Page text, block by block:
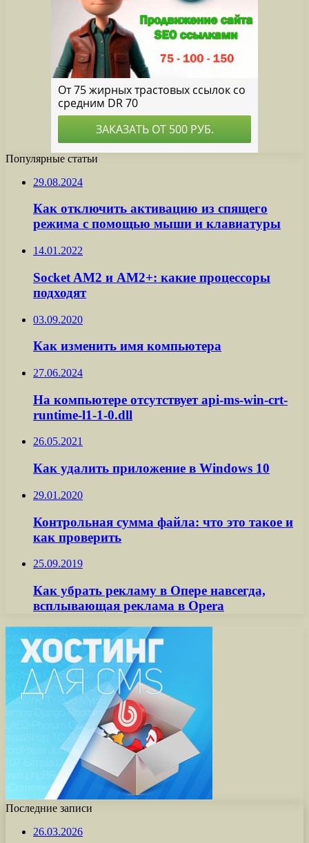
Популярные статьи
29.08.2024
Как отключить активацию из спящего
режима с помощью мыши и клавиатуры
14.01.2022
Socket AM2 и AM2+: какие процессоры
подходят
03.09.2020
Как изменить имя компьютера
27.06.2024
На компьютере отсутствует api-ms-win-crt-
runtime-l1-1-0.dll
26.05.2021
Как удалить приложение в Windows 10
29.01.2020
Контрольная сумма файла: что это такое и
как проверить
25.09.2019
Как убрать рекламу в Опере навсегда,
всплывающая реклама в Opera
Последние записи
26.03.2026